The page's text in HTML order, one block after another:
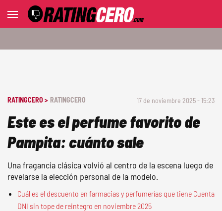
RATINGCERO > RATINGCERO 17 de noviembre 2025 - 15:23
Este es el perfume favorito de
Pampita: cuánto sale
Una fragancia clásica volvió al centro de la escena luego de
revelarse la elección personal de la modelo.
Cuál es el descuento en farmacias y perfumerías que tiene Cuenta
DNI sin tope de reintegro en noviembre 2025